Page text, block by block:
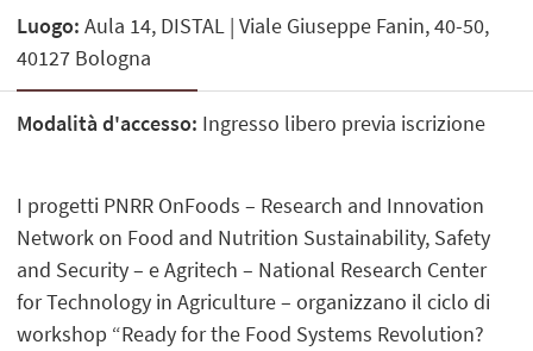
Luogo: Aula 14, DISTAL | Viale Giuseppe Fanin, 40-50,
40127 Bologna
Modalità d'accesso: Ingresso libero previa iscrizione
I progetti PNRR OnFoods – Research and Innovation
Network on Food and Nutrition Sustainability, Safety
and Security – e Agritech – National Research Center
for Technology in Agriculture – organizzano il ciclo di
workshop “Ready for the Food Systems Revolution?